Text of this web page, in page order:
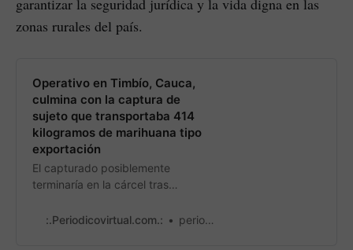
garantizar la seguridad jurídica y la vida digna en las
zonas rurales del país.
Operativo en Timbío, Cauca,
culmina con la captura de
sujeto que transportaba 414
kilogramos de marihuana tipo
exportación
El capturado posiblemente
terminaría en la cárcel tras
cargamento.
:.Periodicovirtual.com.: periodicovirtual